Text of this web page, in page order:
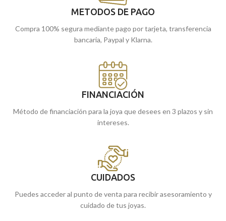
METODOS DE PAGO
Compra 100% segura mediante pago por tarjeta, transferencia
bancaria, Paypal y Klarna.
FINANCIACIÓN
Método de financiación para la joya que desees en 3 plazos y sin
intereses.
CUIDADOS
Puedes acceder al punto de venta para recibir asesoramiento y
cuidado de tus joyas.